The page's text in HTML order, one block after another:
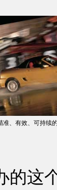
准、有效、可持续
这